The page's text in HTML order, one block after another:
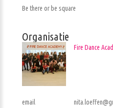
Be there or be square
Organisatie
Fire Dance
email